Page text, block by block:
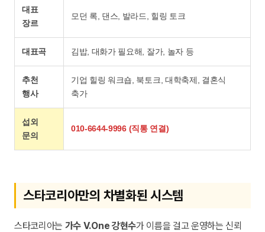
대표
장르
모던 록, 댄스, 발라드, 힐링 토크
대표곡 김밥, 대화가 필요해, 잘가, 놀자 등
추천
행사
기업 힐링 워크숍, 북토크, 대학축제, 결혼식
축가
섭외
문의
010-6644-9996 (직통 연결)
스타코리아만의 차별화된 시스템
스타코리아는 가수 V.One 강현수가 이름을 걸고 운영하는 신뢰